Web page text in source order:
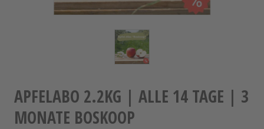
APFELABO 2.2KG | ALLE 14 TAGE | 3
MONATE BOSKOOP